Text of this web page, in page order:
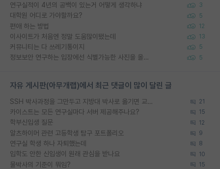
연구실적이 4년의 공백이 있는거 어떻게 생각하냐 3
대학원 어디로 가야할까요? 5
편애 하는 방법 12
이사이트가 처음엔 정말 도움많이됐는데 13
커뮤니티는 다 쓰레기통이지 5
정보보안 연구하는 입장에선 식별가능한 사진을 올리는건 비추이긴함 5
자유 게시판(아무개랩)에서 최근 댓글이 많이 달린 글
SSH 박사과정을 그만두고 지방대 박사로 옮기면 교수의 꿈은 끝일까요? 21
카이스트는 모든 연구실마다 서버 제공해주나요? 15
학부신입생 질문 12
알츠하이머 관련 고등학생 탐구 포트폴리오 9
연구실 학생 하나 자퇴했는데 8
입학도 안한 신입생이 원래 관심을 받나요 10
물박사의 기준이 뭐임? 15